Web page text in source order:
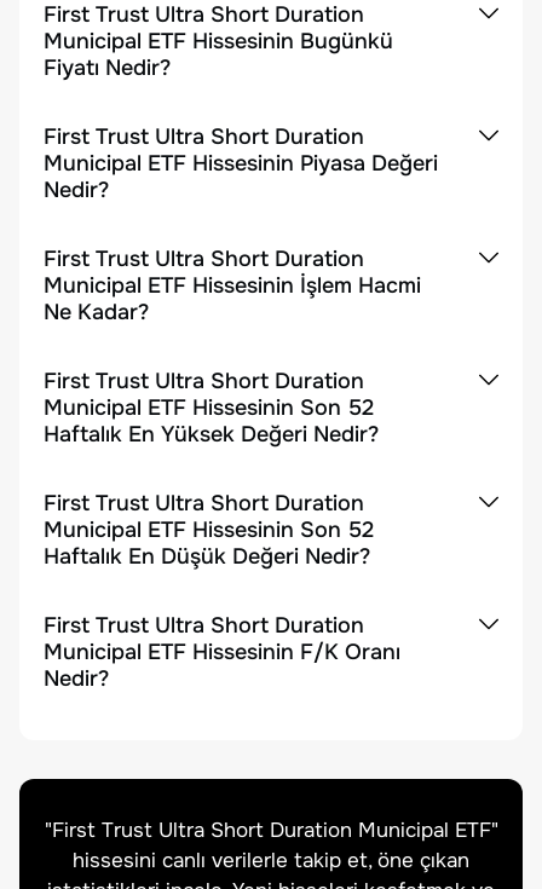
First Trust Ultra Short Duration
Municipal ETF Hissesinin Bugünkü
Fiyatı Nedir?
First Trust Ultra Short Duration
Municipal ETF Hissesinin Piyasa Değeri
Nedir?
First Trust Ultra Short Duration
Municipal ETF Hissesinin İşlem Hacmi
Ne Kadar?
First Trust Ultra Short Duration
Municipal ETF Hissesinin Son 52
Haftalık En Yüksek Değeri Nedir?
First Trust Ultra Short Duration
Municipal ETF Hissesinin Son 52
Haftalık En Düşük Değeri Nedir?
First Trust Ultra Short Duration
Municipal ETF Hissesinin F/K Oranı
Nedir?
"First Trust Ultra Short Duration Municipal ETF"
hissesini canlı verilerle takip et, öne çıkan